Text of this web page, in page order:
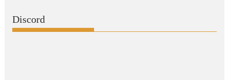
Discord